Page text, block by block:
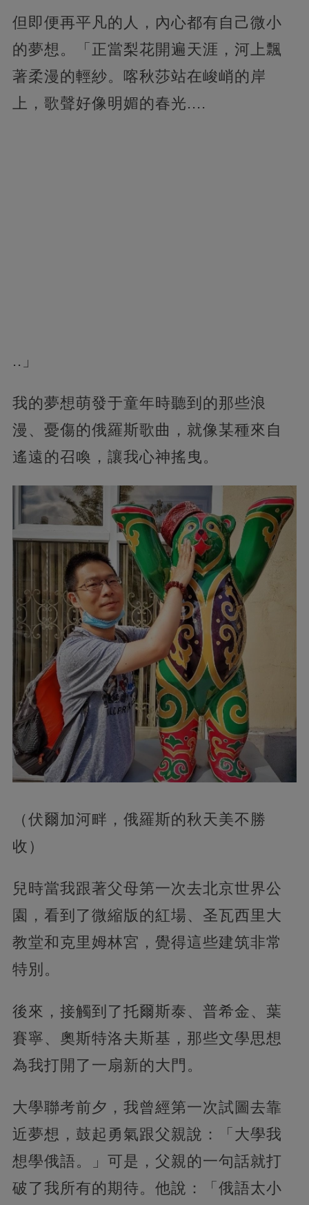
但即便再平凡的人，內心都有自己微小
的夢想。「正當梨花開遍天涯，河上飄
著柔漫的輕紗。喀秋莎站在峻峭的岸
上，歌聲好像明媚的春光....
..」
我的夢想萌發于童年時聽到的那些浪
漫、憂傷的俄羅斯歌曲，就像某種來自
遙遠的召喚，讓我心神搖曳。
（伏爾加河畔，俄羅斯的秋天美不勝
收）
兒時當我跟著父母第一次去北京世界公
園，看到了微縮版的紅場、圣瓦西里大
教堂和克里姆林宮，覺得這些建筑非常
特別。
後來，接觸到了托爾斯泰、普希金、葉
賽寧、奧斯特洛夫斯基，那些文學思想
為我打開了一扇新的大門。
大學聯考前夕，我曾經第一次試圖去靠
近夢想，鼓起勇氣跟父親說：「大學我
想學俄語。」可是，父親的一句話就打
破了我所有的期待。他說：「俄語太小